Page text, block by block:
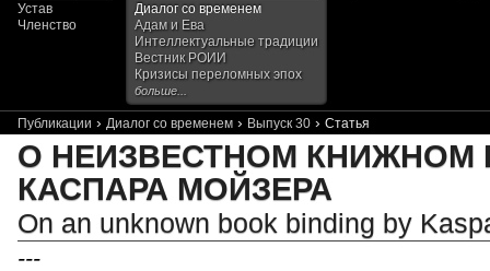
Устав
Членство
Диалог со временем
Адам и Ева
Интеллектуальные традиции
Вестник РОИИ
Кризисы переломных эпох
больше...
Публикации › Диалог со временем › Выпуск 30 › Статья
О НЕИЗВЕСТНОМ КНИЖНОМ
КАСПАРА МОЙЗЕРА
On an unknown book binding by
---